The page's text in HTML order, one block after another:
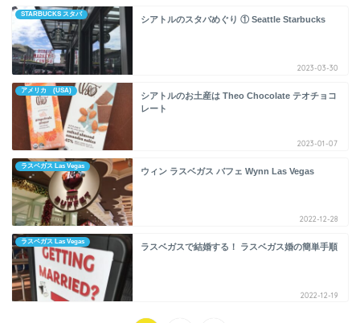
STARBUCKS スタバ
シアトルのスタバめぐり ① Seattle Starbucks
2023-03-30
アメリカ (USA)
シアトルのお土産は Theo Chocolate テオチョコ
レート
2023-01-07
ラスベガス Las Vegas
ウィン ラスベガス バフェ Wynn Las Vegas
2022-12-28
ラスベガス Las Vegas
ラスベガスで結婚する！ ラスベガス婚の簡単手順
2022-12-19